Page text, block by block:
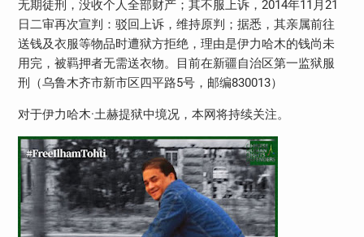
无期徒刑，没收个人全部财产；其不服上诉，2014年11月21
日二审再次宣判：驳回上诉，维持原判；据悉，其亲属前往
送钱及衣服等物品时遭狱方拒绝，理由是伊力哈木的钱尚未
用完，被羁押者无需送衣物。目前在新疆自治区第一监狱服
刑（乌鲁木齐市新市区四平路5号，邮编830013）
对于伊力哈木·土赫提狱中境况，本网将持续关注。